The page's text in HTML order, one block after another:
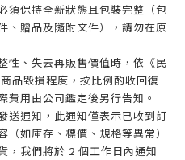
須保持全新狀態且包裝完整（包
、贈品及隨附文件），請勿在原
性、失去再販售價值時，依《民
品毀損程度，按比例酌收回復
費用由公司鑑定後另行告知。
送通知，此通知僅表示已收到訂
如庫存、標價、規格等異常）
，我們將於 2 個工作日內通知